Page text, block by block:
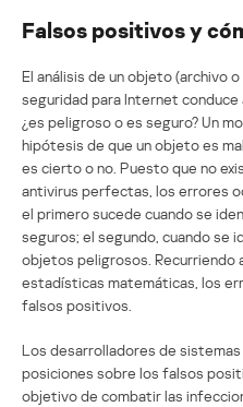
Falsos positivos y
El análisis de un objeto (archivo
seguridad para Internet conduce
¿es peligroso o es seguro? Un
hipótesis de que un objeto es
es cierto o no. Puesto que no
antivirus perfectas, los errores
el primero sucede cuando se
seguros; el segundo, cuando se
objetos peligrosos. Recurriendo
estadísticas matemáticas, los
falsos positivos.
Los desarrolladores de
posiciones sobre los falsos
objetivo de combatir las